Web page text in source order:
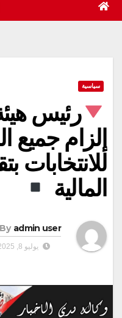
سياسية
رئيس
إلزام
للانتخابات
المالية
By admin user
يوليو 8, 2025